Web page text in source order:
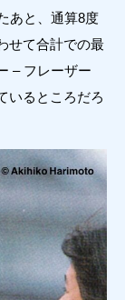
あと、通算8度
せて合計での最
– フレーザー
いるところだろ